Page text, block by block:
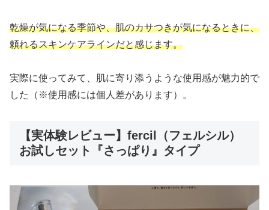
乾燥が気になる季節や、肌のカサつきが気になるときに、
頼れるスキンケアラインだと感じます。
実際に使ってみて、肌に寄り添うような使用感が魅力的で
した（※使用感には個人差があります）。
【実体験レビュー】fercil（フェルシル）
お試しセット『さっぱり』タイプ